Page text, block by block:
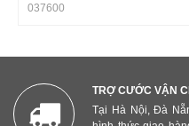
037600
TRỢ CƯỚC VẬN
Tại Hà Nội, Đà